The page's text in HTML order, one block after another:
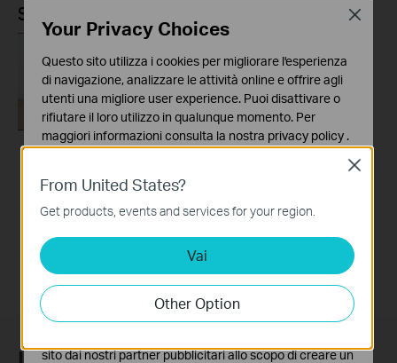
Setup Video
Link 4G WiFi Router
From United States?
Get products, events and services for your region.
Vai
Other Option
Close
Your Privacy Choices
Questo sito utilizza i cookies per migliorare l'esperienza
di navigazione, analizzare le attività online e offrire agli
utenti una migliore user experience. Puoi disattivare o
rifiutare il loro utilizzo in qualunque momento. Per
maggiori informazioni consulta la nostra privacy policy .
Questi cookies sono necessari per il corretto
funzionamento del sito e non possono essere disattivati
nel tuo sistema.
Analytics e Marketing Cookies
I cookies analitici ci permettono di analizzare le tue
attività sul nostro sito allo scopo di migliorarne le
funzionalità.
sito dai nostri partner pubblicitari allo scopo di creare un
Close